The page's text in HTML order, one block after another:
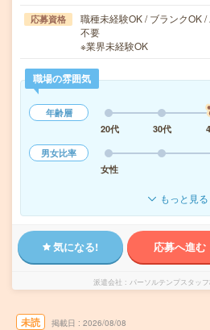
応募資格
職種未経験OK / ブランクOK
不要
※業界未経験OK
職場の雰囲気
年齢層
20代
30代
男女比率
女性
もっと見る
気になる! 応募へ進む
派遣会社 パーソルテンプスタッ
未読 掲載日 2026/08/08